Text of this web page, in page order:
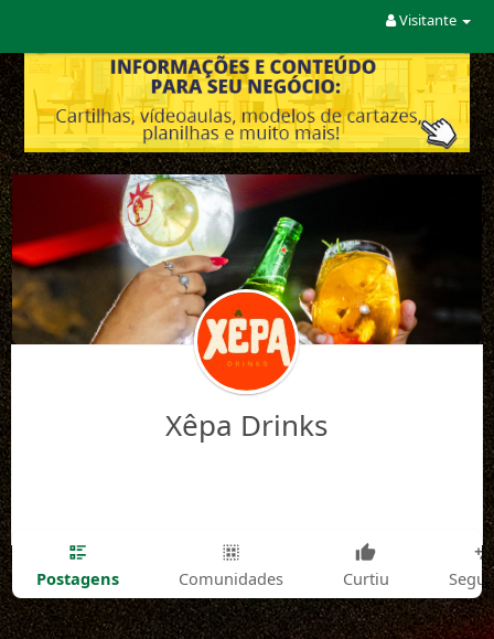
Visitante
Xêpa Drinks
Postagens Comunidades Curtiu